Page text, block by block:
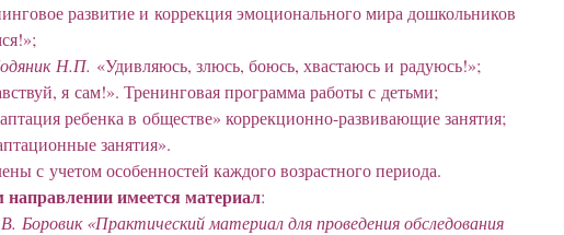
развитие и коррекция эмоционального мира дошкольников
Н.П. «Удивляюсь, злюсь, боюсь, хвастаюсь и радуюсь!»;
я сам!». Тренинговая программа работы с детьми;
ребенка в обществе» коррекционно-развивающие занятия;
занятия».
с учетом особенностей каждого возрастного периода.
направлении имеется материал:
Боровик «Практический материал для проведения обследования